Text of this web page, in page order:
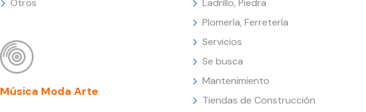
Otros
Música Moda Arte
Ladrillo, Piedra
Plomería, Ferretería
Servicios
Se busca
Mantenimiento
Tiendas de Construcción